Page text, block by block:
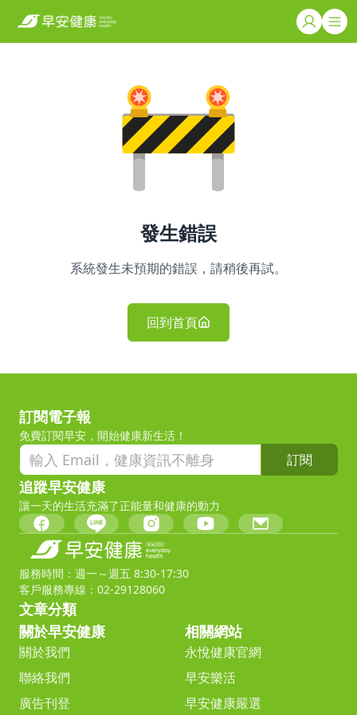
發生錯誤
系統發生未預期的錯誤，請稍後再試。
回到首頁
訂閱電子報
免費訂閱早安，開始健康新生活！
訂閱
追蹤早安健康
讓一天的生活充滿了正能量和健康的動力
服務時間：週一～週五 8:30-17:30
客戶服務專線：02-29128060
文章分類
關於早安健康
關於我們
聯絡我們
廣告刊登
相關網站
永悅健康官網
早安樂活
早安健康嚴選